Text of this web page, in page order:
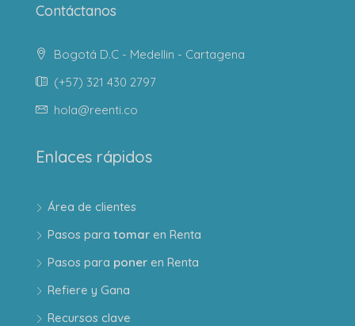
Contáctanos
Bogotá D.C - Medellin - Cartagena
(+57) 321 430 2797
hola@reenti.co
Enlaces rápidos
Área de clientes
Pasos para tomar en Renta
Pasos para poner en Renta
Refiere y Gana
Recursos clave